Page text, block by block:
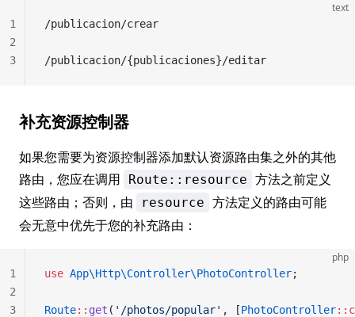
text
/publicacion/crear
/publicacion/{publicaciones}/editar
1
2
3
补充资源控制器
如果您需要为资源控制器添加默认资源路由集之外的其他
路由，您应在调用
Route::resource 方法之前定义
这些路由；否则，由
resource 方法定义的路由可能
会无意中优先于您的补充路由：
php
use App\Http\Controller\PhotoController;
Route:: get ( '/photos/popular' , [PhotoController
1
2
3